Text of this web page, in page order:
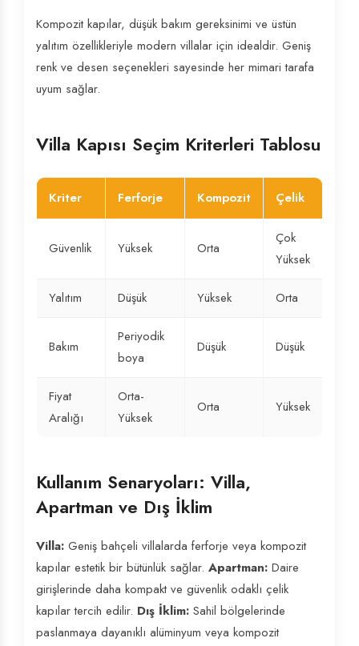
Kompozit kapılar, düşük bakım gereksinimi ve üstün
yalıtım özellikleriyle modern villalar için idealdir. Geniş
renk ve desen seçenekleri sayesinde her mimari tarafa
uyum sağlar.
Villa Kapısı Seçim Kriterleri Tablosu
Kriter Ferforje Kompozit Çelik
Güvenlik Yüksek Orta
Çok
Yüksek
Yalıtım Düşük Yüksek Orta
Bakım
Periyodik
boya
Düşük Düşük
Fiyat
Aralığı
Orta-
Yüksek
Orta Yüksek
Kullanım Senaryoları: Villa,
Apartman ve Dış İklim
Villa: Geniş bahçeli villalarda ferforje veya kompozit
kapılar estetik bir bütünlük sağlar. Apartman: Daire
girişlerinde daha kompakt ve güvenlik odaklı çelik
kapılar tercih edilir. Dış İklim: Sahil bölgelerinde
paslanmaya dayanıklı alüminyum veya kompozit